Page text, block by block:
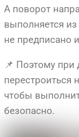
А поворот
выполняется
не предписано
📌 Поэтому при
перестроиться
чтобы
безопасно.